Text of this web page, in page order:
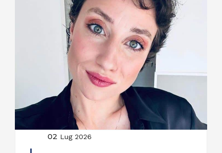
02 Lug 2026